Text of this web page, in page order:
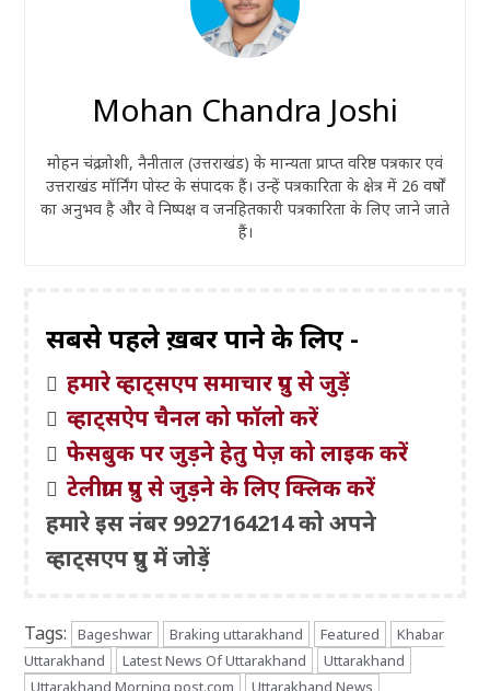
Mohan Chandra Joshi
मोहन चंद्र जोशी, नैनीताल (उत्तराखंड) के मान्यता प्राप्त वरिष्ठ पत्रकार एवं
उत्तराखंड मॉर्निंग पोस्ट के संपादक हैं। उन्हें पत्रकारिता के क्षेत्र में 26 वर्षों
का अनुभव है और वे निष्पक्ष व जनहितकारी पत्रकारिता के लिए जाने जाते
हैं।
सबसे पहले ख़बरें पाने के लिए -
हमारे व्हाट्सएप समाचार ग्रुप से जुड़ें
व्हाट्सऐप चैनल को फॉलो करें
फेसबुक पर जुड़ने हेतु पेज़ को लाइक करें
टेलीग्राम ग्रुप से जुड़ने के लिए क्लिक करें
हमारे इस नंबर 9927164214 को अपने
व्हाट्सएप ग्रुप में जोड़ें
Tags: Bageshwar Braking uttarakhand Featured
Khabar
Uttarakhand
Latest News Of Uttarakhand
Uttarakhand
Uttarakhand Morning post.com
Uttarakhand News